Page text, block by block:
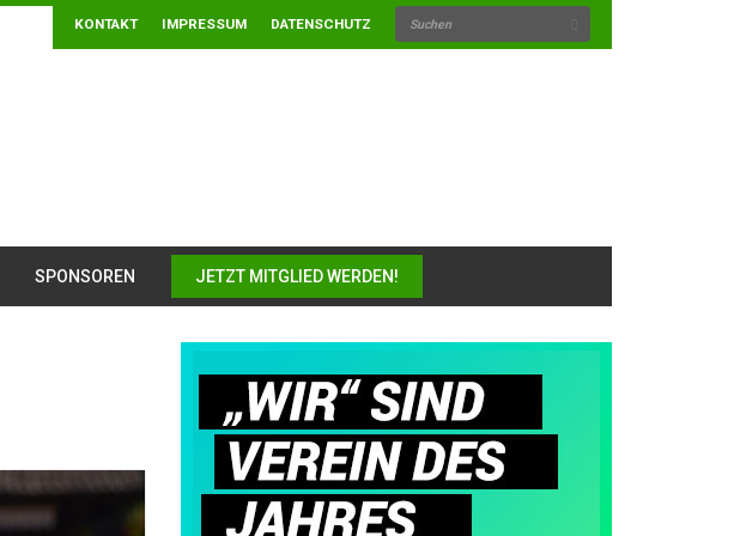
KONTAKT IMPRESSUM DATENSCHUTZ
SPONSOREN JETZT MITGLIED WERDEN!